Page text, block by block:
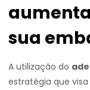
sua
A utilização do
estratégia que